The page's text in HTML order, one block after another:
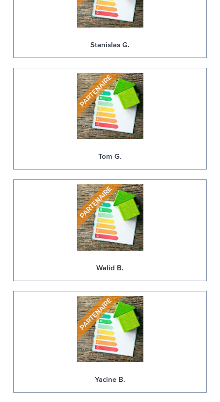
Stanislas G.
Tom G.
Walid B.
Yacine B.